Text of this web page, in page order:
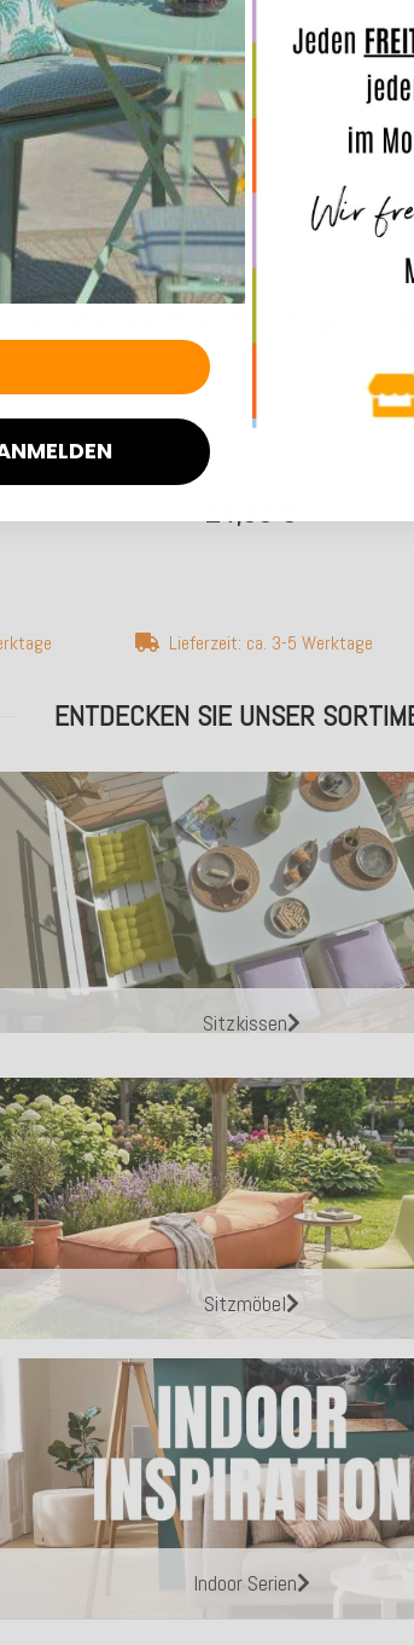
. Rascher &unkomplizierter Kundenservice.
Kissen mit
FROHSTOFF Serviette weiß mit
Wildkaninchen silbergrau Ostern
14,90 €
Lieferzeit: ca. 3-5 Werktage
ENTDECKEN SIE UNSER
Sitzkissen
Sitzmöbel
Indoor Serien